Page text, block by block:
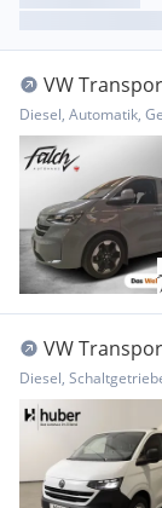
VW
Kastenwagen
Kastenwagen
Diesel, Automatik,
VW
Kastenwagen
Kastenwagen
Diesel,